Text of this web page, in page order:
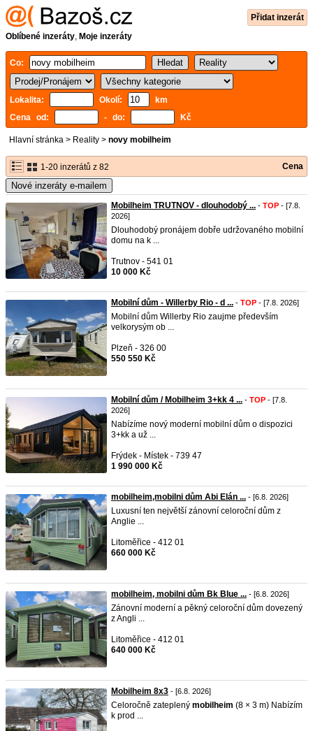
Přidat inzerát
Oblíbené inzeráty, Moje inzeráty
Co:
Lokalita: Okolí:
km
Cena od:
- do: Kč
Hlavní stránka > Reality > novy mobilheim
1-20 inzerátů z 82 Cena
Nové inzeráty e-mailem
Mobilheim TRUTNOV - dlouhodobý ... - TOP - [7.8.
2026]
Dlouhodobý pronájem dobře udržovaného mobilní
domu na k ...
Trutnov - 541 01
10 000 Kč
Mobilní dům - Willerby Rio - d ... - TOP - [7.8. 2026]
Mobilní dům Willerby Rio zaujme především
velkorysým ob ...
Plzeň - 326 00
550 550 Kč
Mobilní dům / Mobilheim 3+kk 4 ... - TOP - [7.8.
2026]
Nabízíme nový moderní mobilní dům o dispozici
3+kk a už ...
Frýdek - Místek - 739 47
1 990 000 Kč
mobilheim,mobilni dům Abi Elán ... - [6.8. 2026]
Luxusní ten největší zánovní celoroční dům z
Anglie ...
Litoměřice - 412 01
660 000 Kč
mobilheim, mobilni dům Bk Blue ... - [6.8. 2026]
Zánovní moderní a pěkný celoroční dům dovezený
z Angli ...
Litoměřice - 412 01
640 000 Kč
Mobilheim 8x3 - [6.8. 2026]
Celoročně zateplený mobilheim (8 × 3 m) Nabízím
k prod ...